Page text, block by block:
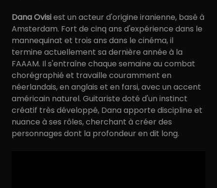
Dana Ovisiest un acteur d'origine iranienne, basé à
Amsterdam. Fort de cinq ans d'expérience dans le
mannequinat et trois ans dans le cinéma, il
termine actuellement sa dernière année à la
FAAAM. Il s'entraîne chaque semaine au combat
chorégraphié et travaille couramment en
néerlandais, en anglais et en farsi, avec un accent
américain naturel. Guitariste doté d'un instinct
créatif très développé, Dana apporte discipline et
nuance à ses rôles, cherchant à créer des
personnages dont la profondeur en dit long.